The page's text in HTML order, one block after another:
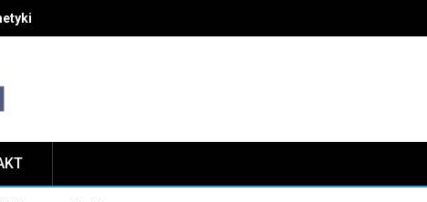
i unikać najczęstszych błędów w pielęgnacji